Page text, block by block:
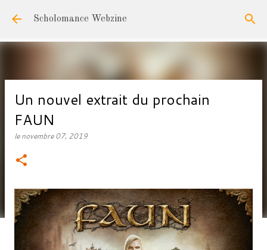
Accéder au contenu principal
Scholomance Webzine
Un nouvel extrait du prochain
FAUN
lenovembre 07, 2019